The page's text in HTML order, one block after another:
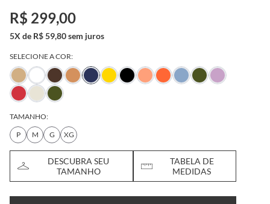
R$ 299,00
5X de R$ 59,80 sem juros
SELECIONE A COR:
TAMANHO:
P
M G XG
DESCUBRA SEU
TAMANHO
TABELA DE
MEDIDAS